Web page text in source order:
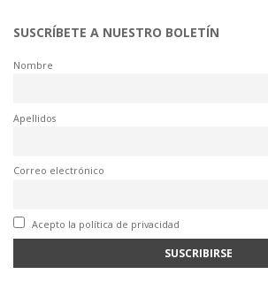
SUSCRÍBETE A NUESTRO BOLETÍN
Nombre
Apellidos
Correo electrónico
Acepto la política de privacidad